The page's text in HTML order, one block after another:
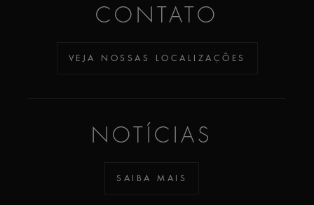
CONTATO
VEJA NOSSAS LOCALIZAÇÕES
NOTÍCIAS
SAIBA MAIS